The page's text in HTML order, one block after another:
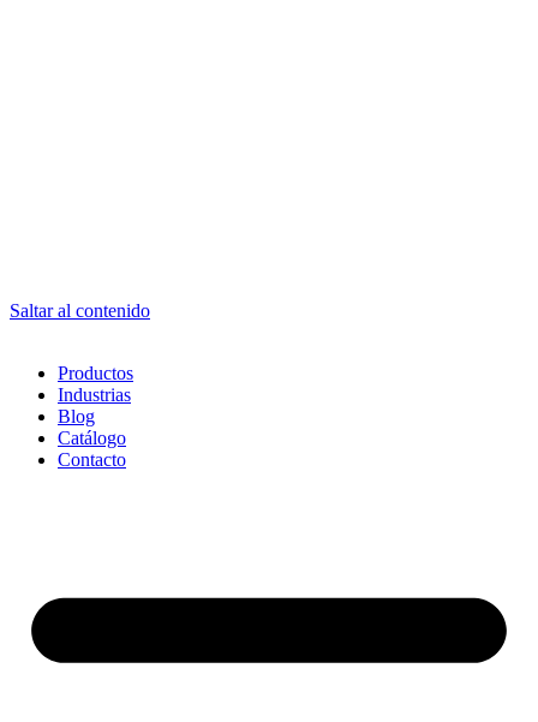
Saltar al contenido
Productos
Industrias
Blog
Catálogo
Contacto